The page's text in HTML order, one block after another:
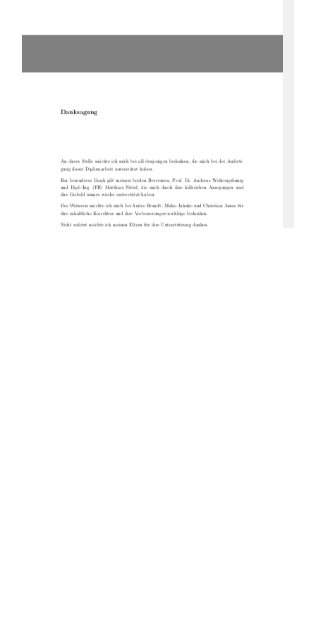
Danksagung
An dieser Stelle möchte ich mich bei all denjenigen bedanken, die mich bei der Anferti-
gung dieser Diplomarbeit unterstützt haben.
Ein besonderer Dank gilt meinen beiden Betreuern, Prof. Dr. Andreas Wehrenpfennig
und Dipl.-Ing. (FH) Matthias Nittel, die mich durch ihre hilfreichen Anregungen und
ihre Geduld immer wieder unterstützt haben.
Des Weiteren möchte ich mich bei Andre Brandt, Mirko Jahnke und Christian Janne für
ihre inhaltliche Korrektur und ihre Verbesserungsvorschläge bedanken.
Nicht zuletzt möchte ich meinen Eltern für ihre Unterstützung danken.